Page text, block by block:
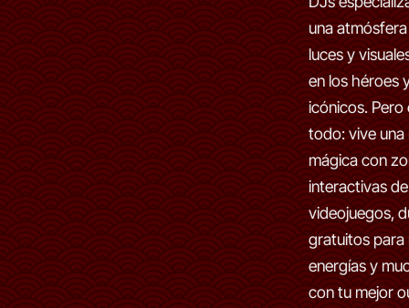
una
luces y
en los héroes
icónicos. Pero
todo: vive una
mágica con
interactivas de
videojuegos,
gratuitos para
energías y
con tu mejor